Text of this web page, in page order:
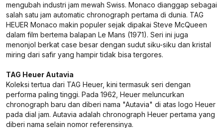
mengubah industri jam mewah Swiss. Monaco dianggap sebagai
salah satu jam automatic chronograph pertama di dunia. TAG
HEUER Monaco makin populer sejak dipakai Steve McQueen
dalam film bertema balapan Le Mans (1971). Seri ini juga
menonjol berkat case besar dengan sudut siku-siku dan kristal
miring dari safir yang hampir tidak bisa tergores.
TAG Heuer Autavia
Koleksi tertua dari TAG Heuer, kini termasuk seri dengan
performa paling tinggi. Pada 1962, Heuer meluncurkan
chronograph baru dan diberi nama "Autavia" di atas logo Heuer
pada dial jam. Autavia adalah chronograph Heuer pertama yang
diberi nama selain nomor referensinya.